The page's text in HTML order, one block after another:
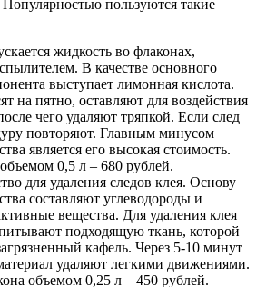
пользуются такие
жидкость во флаконах,
В качестве основного
выступает лимонная кислота.
на пятно, оставляют для воздействия
чего удаляют тряпкой. Если след
повторяют. Главным минусом
является его высокая стоимость.
0,5 л – 680 рублей.
для удаления следов клея. Основу
составляют углеводороды и
вещества. Для удаления клея
подходящую ткань, которой
кафель. Через 5-10 минут
удаляют легкими движениями.
объемом 0,25 л – 450 рублей.